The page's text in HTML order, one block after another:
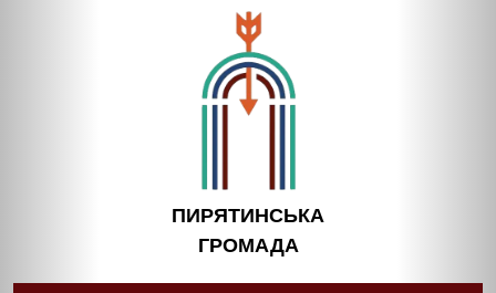
ПИРЯТИНСЬКА
ГРОМАДА